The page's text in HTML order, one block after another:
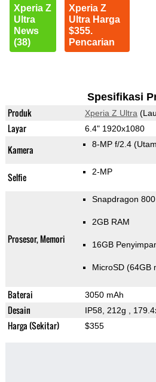
Xperia Z
Ultra
News
(38)
Xperia Z
Ultra Harga
$355.
Pencarian
Spesifikasi
Produk Xperia Z Ultra
Layar 6.4" 1920x1080
Kamera 8-MP f/2.4
Selfie 2-MP
Prosesor, Memori
Snapdragon
2GB RAM
16GB
MicroSD (64GB
Baterai 3050 mAh
Desain IP58, 212g ,
Harga (Sekitar) $355